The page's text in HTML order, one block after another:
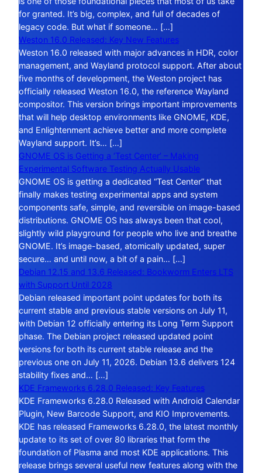
for granted. It’s big, complex, and full of decades of
legacy code. But what if someone… […]
Weston 16.0 Released: Key New Features
Weston 16.0 released with major advances in HDR, color
management, and Wayland protocol support. After about
five months of development, the Weston project has
officially released Weston 16.0, the reference Wayland
compositor. This version brings important improvements
that will help desktop environments like GNOME, KDE,
and Enlightenment achieve better and more complete
Wayland support. It’s… […]
GNOME OS is Getting a ‘Test Center’ – Making
Experimental Software Testing Actually Usable
GNOME OS is getting a dedicated “Test Center” that
finally makes testing experimental apps and system
components safe, simple, and reversible on image-based
distributions. GNOME OS has always been that cool,
slightly wild playground for people who live and breathe
GNOME. It’s image-based, atomically updated, super
secure… and until now, a bit of a pain… […]
Debian 12.15 and 13.6 Released: Bookworm Enters LTS
with Support Until 2028
Debian released important point updates for both its
current stable and previous stable versions on July 11,
with Debian 12 officially entering its Long Term Support
phase. The Debian project released updated point
versions for both its current stable release and the
previous one on July 11, 2026. Debian 13.6 delivers 124
stability fixes and… […]
KDE Frameworks 6.28.0 Released: Key Features
KDE Frameworks 6.28.0 Released with Android Calendar
Plugin, New Barcode Support, and KIO Improvements.
KDE has released Frameworks 6.28.0, the latest monthly
update to its set of over 80 libraries that form the
foundation of Plasma and most KDE applications. This
release brings several useful new features along with the